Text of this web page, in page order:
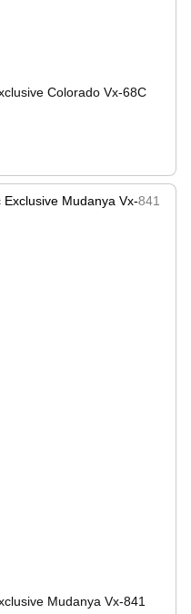
Сolorado Vx-68C
Mudanya Vx-841